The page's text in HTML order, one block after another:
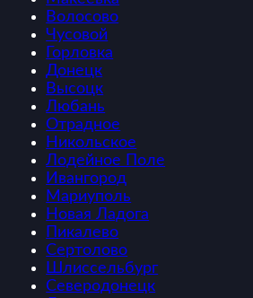
Волосово
Чусовой
Горловка
Донецк
Высоцк
Любань
Отрадное
Никольское
Лодейное Поле
Ивангород
Мариуполь
Новая Ладога
Пикалево
Сертолово
Шлиссельбург
Северодонецк